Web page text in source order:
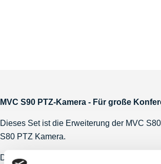
MVC S90 PTZ-Kamera - Für große
Dieses Set ist die Erweiterung der MVC
S80 PTZ Kamera.
Dieses Multi-Kamera-Setup mit 2 x